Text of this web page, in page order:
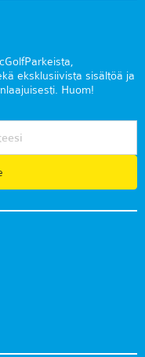
eksklusiivista sisältöä ja
Huom!